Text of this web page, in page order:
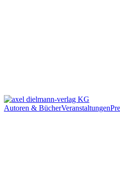
Autoren & BücherVeranstaltungen